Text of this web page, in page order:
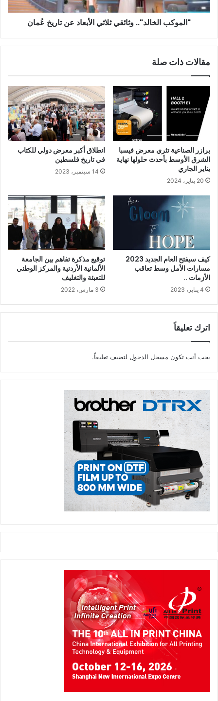
"الموكب الخالد".. وثائقي ثلاثي الأبعاد عن تاريخ عُمان
مقالات ذات صلة
برازر الصناعية تثري معرض فيسبا
الشرق الأوسط بأحدث حلولها نهاية
يناير الجاري
20 يناير، 2024
انطلاق أكبر معرض دولي للكتاب
في تاريخ فلسطين
14 سبتمبر، 2023
كيف سيفتح العام الجديد 2023
مسارات الأمل وسط تعاقب
الأزمات ..
4 يناير، 2023
توقيع مذكرة تفاهم بين الجامعة
الألمانية الأردنية والمركز الوطني
للتعبئة والتغليف
3 مارس، 2022
اترك تعليقاً
يجب أنت تكون مسجل الدخول لتضيف تعليقاً.